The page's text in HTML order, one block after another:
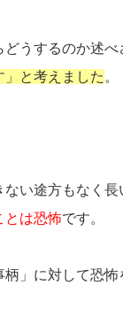
どうするのか述べ
と考えました 。
い途方もなく長
とは恐怖です。
」に対して恐怖